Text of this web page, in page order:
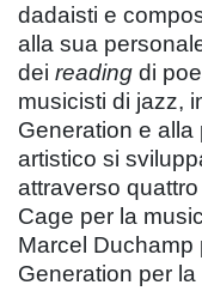
dadaisti e
alla sua
dei reading di
musicisti di jazz,
Generation e alla
artistico si
attraverso
Cage per la
Marcel Duchamp
Generation per la